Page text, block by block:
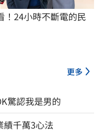
！24小時不斷電的民
更多
驚認我是男的
績千萬3心法